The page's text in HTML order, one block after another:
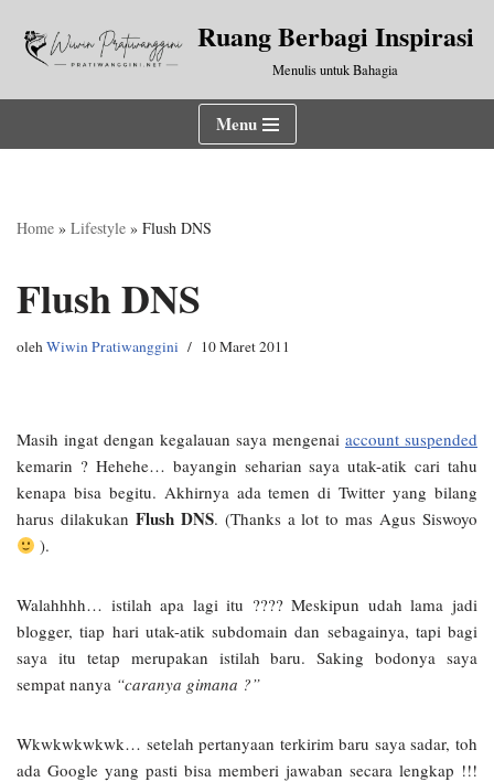
Lompat
Ruang Berbagi Inspirasi
Menulis untuk Bahagia
Menu
Home » Lifestyle » Flush DNS
Flush DNS
olehWiwin Pratiwanggini 10 Maret 2011
Masih ingat dengan kegalauan saya mengenai account suspended
kemarin ? Hehehe… bayangin seharian saya utak-atik cari tahu
kenapa bisa begitu. Akhirnya ada temen di Twitter yang bilang
harus dilakukan Flush DNS. (Thanks a lot to mas Agus Siswoyo
).
Walahhhh… istilah apa lagi itu ???? Meskipun udah lama jadi
blogger, tiap hari utak-atik subdomain dan sebagainya, tapi bagi
saya itu tetap merupakan istilah baru. Saking bodonya saya
sempat nanya “caranya gimana ?”
Wkwkwkwkwk… setelah pertanyaan terkirim baru saya sadar, toh
ada Google yang pasti bisa memberi jawaban secara lengkap !!!